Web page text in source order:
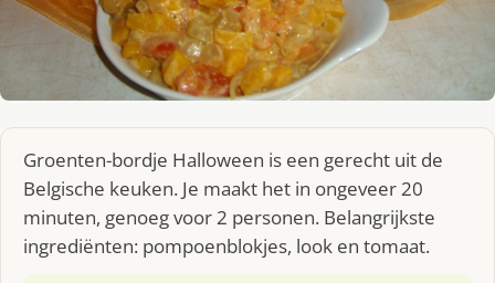
Groenten-bordje Halloween is een gerecht uit de
Belgische keuken. Je maakt het in ongeveer 20
minuten, genoeg voor 2 personen. Belangrijkste
ingrediënten: pompoenblokjes, look en tomaat.